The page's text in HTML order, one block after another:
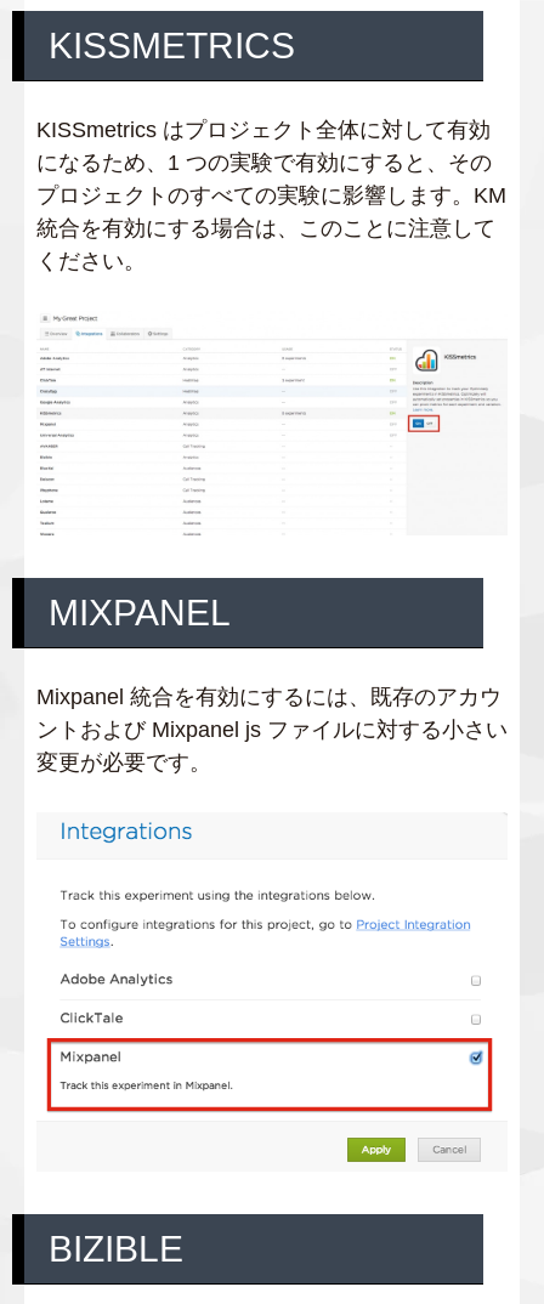
KISSMETRICS
KISSmetrics はプロジェクト全体に対して有効
になるため、1 つの実験で有効にすると、その
プロジェクトのすべての実験に影響します。KM
統合を有効にする場合は、このことに注意して
ください。
MIXPANEL
Mixpanel 統合を有効にするには、既存のアカウ
ントおよび Mixpanel js ファイルに対する小さい
変更が必要です。
BIZIBLE